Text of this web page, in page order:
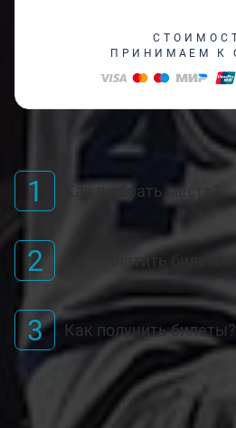
ПРИНИМАЕМ К
1 Как выбрать места?
2 Как оплатить билеты?
3 Как получить билеты?